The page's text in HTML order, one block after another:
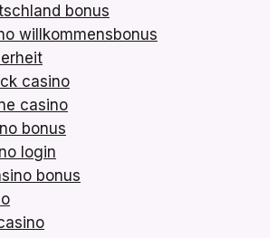
bonus
willkommensbonus
casino
casino
bonus
login
bonus